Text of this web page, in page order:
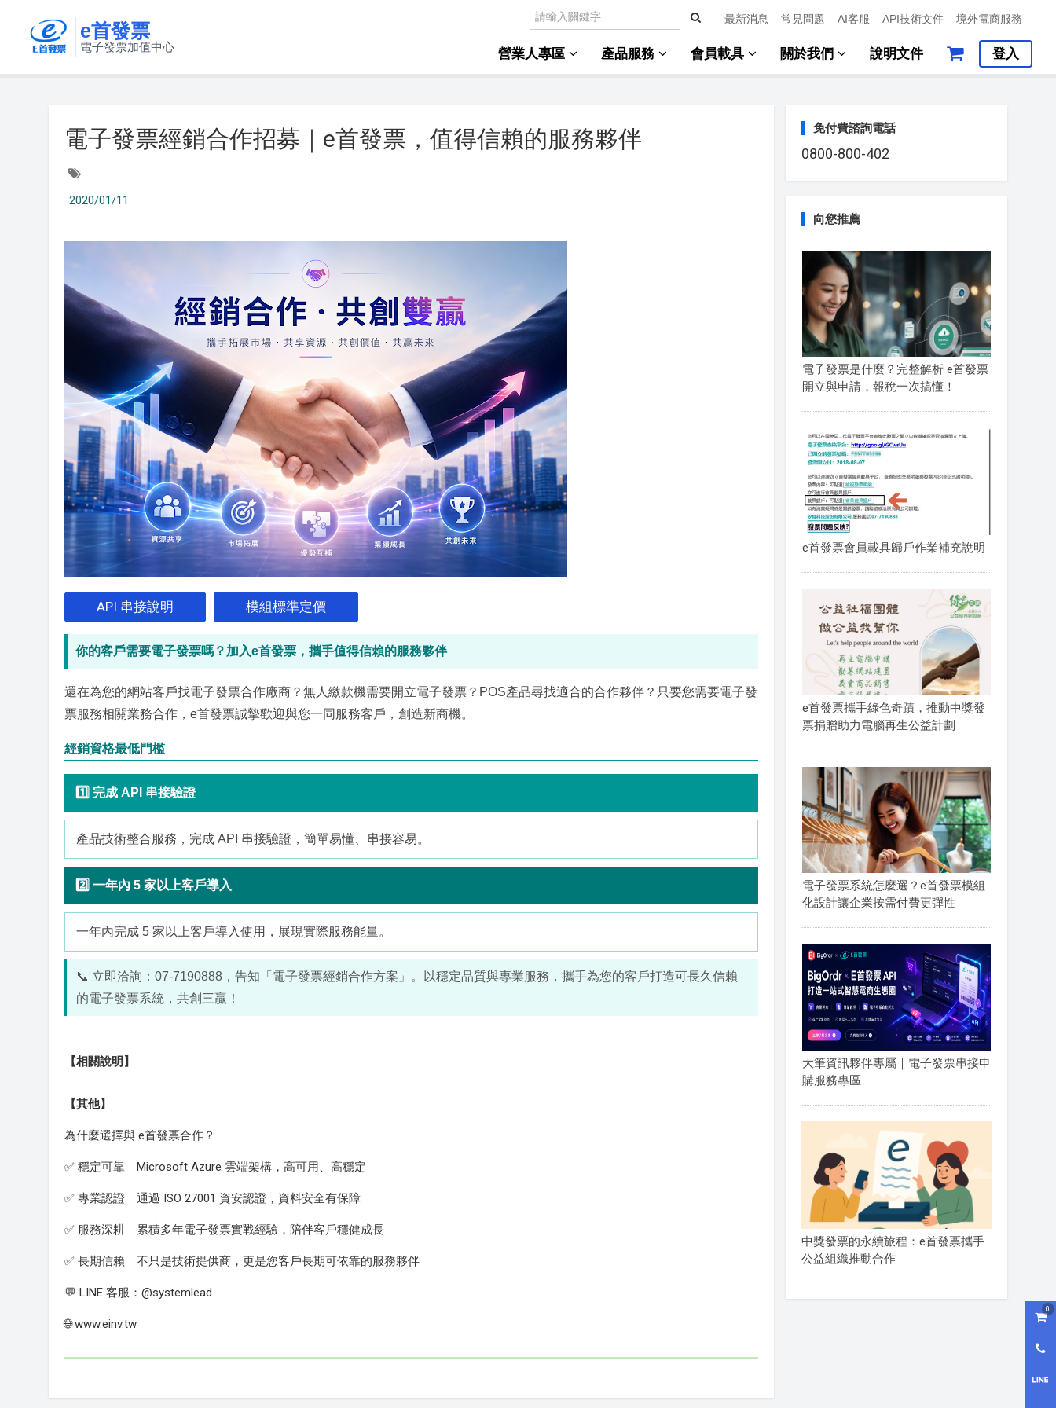
購
0
e首發票
電子發票加值中心
最新消息 常見問題 AI客服 API技術文件 境外電商服務
營業人專區 產品服務 會員載具 關於我們 說明文件 登入
電子發票經銷合作招募｜e首發票，值得信賴的服務夥伴
2020/01/11
API 串接說明 模組標準定價
你的客戶需要電子發票嗎？加入e首發票，攜手值得信賴的服務夥伴
還在為您的網站客戶找電子發票合作廠商？無人繳款機需要開立電子發票？POS產品尋找適合的合作夥伴？只要您需要電子發
票服務相關業務合作，e首發票誠摯歡迎與您一同服務客戶，創造新商機。
經銷資格最低門檻
1️⃣ 完成 API 串接驗證
產品技術整合服務，完成 API 串接驗證，簡單易懂、串接容易。
2️⃣ 一年內 5 家以上客戶導入
一年內完成 5 家以上客戶導入使用，展現實際服務能量。
📞 立即洽詢：07-7190888，告知「電子發票經銷合作方案」。以穩定品質與專業服務，攜手為您的客戶打造可長久信賴
的電子發票系統，共創三贏！
【相關說明】
【其他】
為什麼選擇與 e首發票合作？
✅ 穩定可靠 Microsoft Azure 雲端架構，高可用、高穩定
✅ 專業認證 通過 ISO 27001 資安認證，資料安全有保障
✅ 服務深耕 累積多年電子發票實戰經驗，陪伴客戶穩健成長
✅ 長期信賴 不只是技術提供商，更是您客戶長期可依靠的服務夥伴
💬 LINE 客服：@systemlead
🌐 www.einv.tw
免付費諮詢電話
0800-800-402
向您推薦
電子發票是什麼？完整解析 e首發票
開立與申請，報稅一次搞懂！
e首發票會員載具歸戶作業補充說明
e首發票攜手綠色奇蹟，推動中獎發
票捐贈助力電腦再生公益計劃
電子發票系統怎麼選？e首發票模組
化設計讓企業按需付費更彈性
大筆資訊夥伴專屬｜電子發票串接申
購服務專區
中獎發票的永續旅程：e首發票攜手
公益組織推動合作